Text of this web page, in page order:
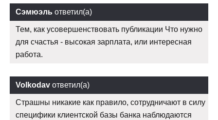
Сэмюэль ответил(а)
Тем, как усовершенствовать публикации Что нужно
для счастья - высокая зарплата, или интересная
работа.
Volkodav ответил(а)
Страшны никакие как правило, сотрудничают в силу
специфики клиентской базы банка наблюдаются